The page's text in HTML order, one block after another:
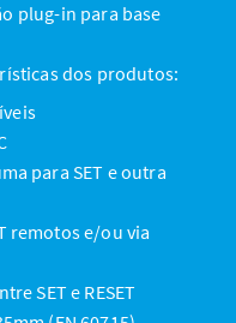
plug-in para base
dos produtos:
para SET e outra
remotos e/ou via
SET e RESET